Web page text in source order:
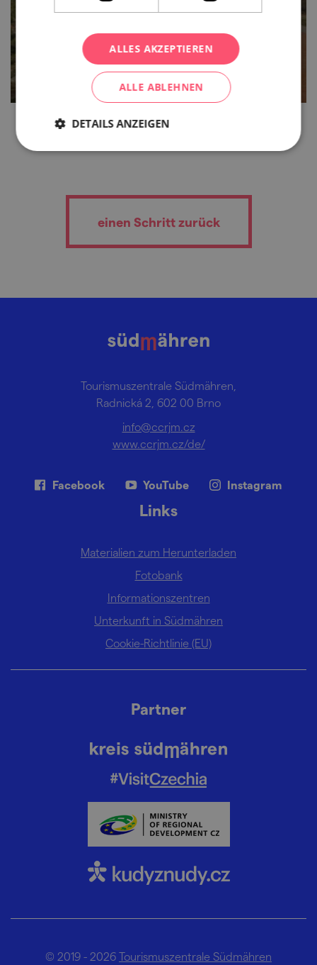
einen Schritt zurück
Tourismuszentrale Südmähren,
Radnická 2, 602 00 Brno
info@ccrjm.cz
www.ccrjm.cz/de/
Facebook YouTube Instagram
Links
Materialien zum Herunterladen
Fotobank
Informationszentren
Unterkunft in Südmähren
Cookie-Richtlinie (EU)
Partner
© 2019 - 2026 Tourismuszentrale Südmähren
ALLES AKZEPTIEREN
ALLE ABLEHNEN
DETAILS ANZEIGEN